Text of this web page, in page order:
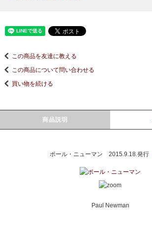
この商品を友達に教える
この商品について問い合わせる
買い物を続ける
商品説明
ポール・ニューマン 2015.9.18.発行
Paul Newman